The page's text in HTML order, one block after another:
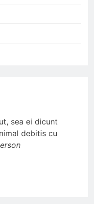
sea ei dicunt
debitis cu